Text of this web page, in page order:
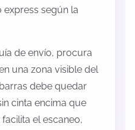
según la
de envío, procura
una zona visible del
debe quedar
cinta encima que
el escaneo,